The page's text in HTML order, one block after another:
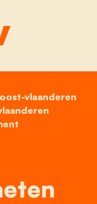
vlaanderen